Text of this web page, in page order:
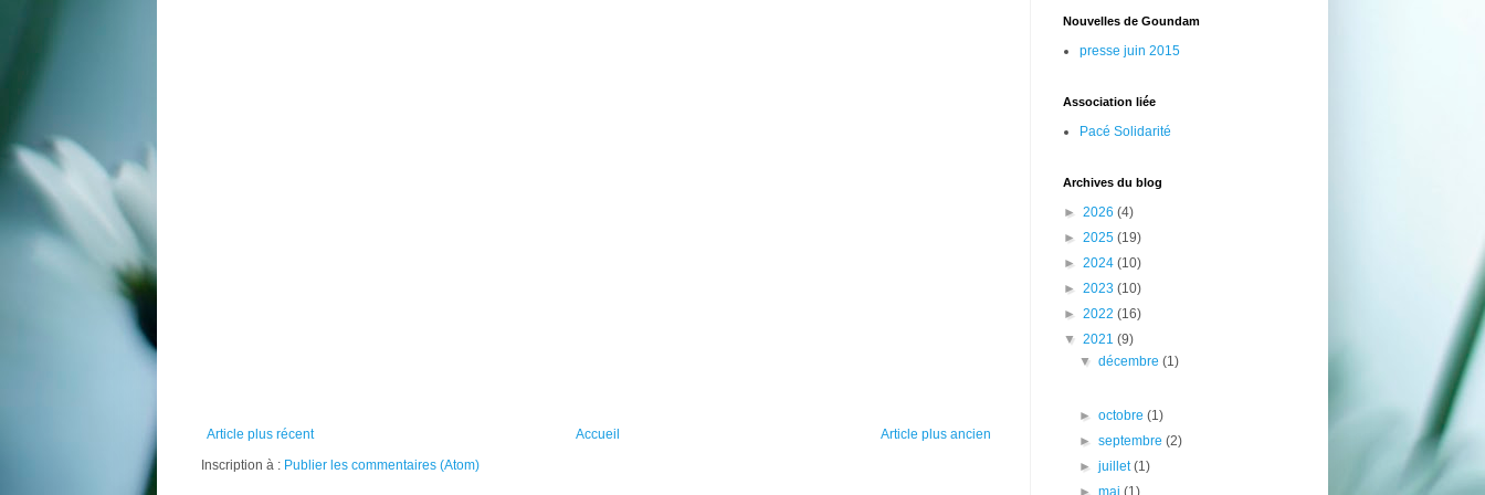
Article plus récent Article plus ancien
Accueil
Inscription à : Publier les commentaires (Atom)
Nouvelles de Goundam
presse juin 2015
Association liée
Pacé Solidarité
Archives du blog
► 2026 (4)
► 2025 (19)
► 2024 (10)
► 2023 (10)
► 2022 (16)
▼ 2021 (9)
▼décembre(1)
►octobre(1)
►septembre(2)
►juillet(1)